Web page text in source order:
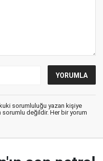
sorumluluğu yazan kişiye
sorumlu değildir. Her bir yorum